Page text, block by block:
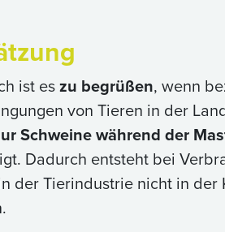
ist eszu begrüßen, wenn
von Tieren in der
Schweine während der
Dadurch entsteht bei
der Tierindustrie nicht in